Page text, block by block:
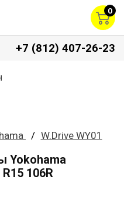
0
+7 (812) 407-26-23
W.Drive WY01
Yokohama
106R